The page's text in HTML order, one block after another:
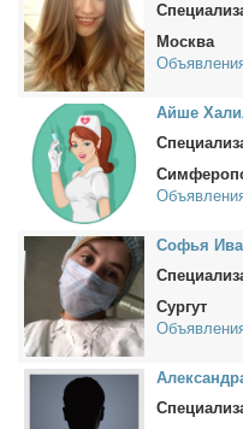
Москва
Ай­ше
Со­фья
Сургут